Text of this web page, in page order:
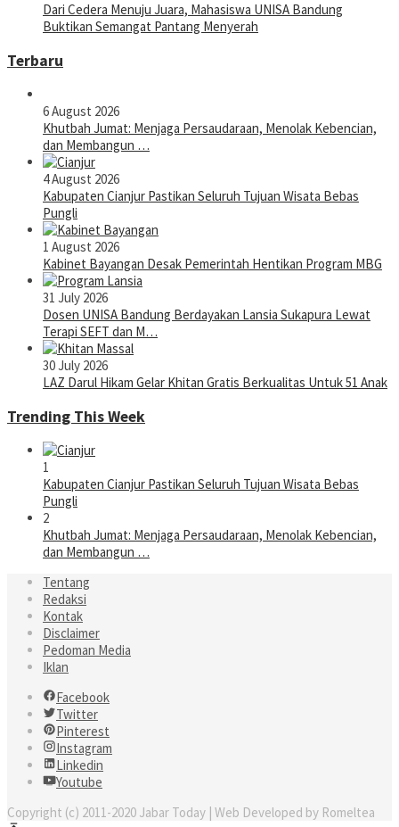
Dari Cedera Menuju Juara, Mahasiswa UNISA Bandung
Buktikan Semangat Pantang Menyerah
Terbaru
6 August 2026
Khutbah Jumat: Menjaga Persaudaraan, Menolak Kebencian,
dan Membangun …
4 August 2026
Kabupaten Cianjur Pastikan Seluruh Tujuan Wisata Bebas
Pungli
1 August 2026
Kabinet Bayangan Desak Pemerintah Hentikan Program MBG
31 July 2026
Dosen UNISA Bandung Berdayakan Lansia Sukapura Lewat
Terapi SEFT dan M…
30 July 2026
LAZ Darul Hikam Gelar Khitan Gratis Berkualitas Untuk 51 Anak
Trending This Week
1
Kabupaten Cianjur Pastikan Seluruh Tujuan Wisata Bebas
Pungli
2
Khutbah Jumat: Menjaga Persaudaraan, Menolak Kebencian,
dan Membangun …
Tentang
Redaksi
Kontak
Disclaimer
Pedoman Media
Iklan
Facebook
Twitter
Pinterest
Instagram
Linkedin
Youtube
Copyright (c) 2011-2020 Jabar Today | Web Developed by Romeltea